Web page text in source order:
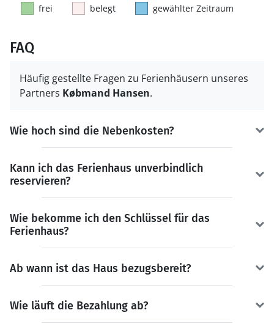
frei belegt gewählter Zeitraum
FAQ
Häufig gestellte Fragen zu Ferienhäusern unseres
Partners Købmand Hansen.
Wie hoch sind die Nebenkosten?
Kann ich das Ferienhaus unverbindlich
reservieren?
Wie bekomme ich den Schlüssel für das
Ferienhaus?
Ab wann ist das Haus bezugsbereit?
Wie läuft die Bezahlung ab?